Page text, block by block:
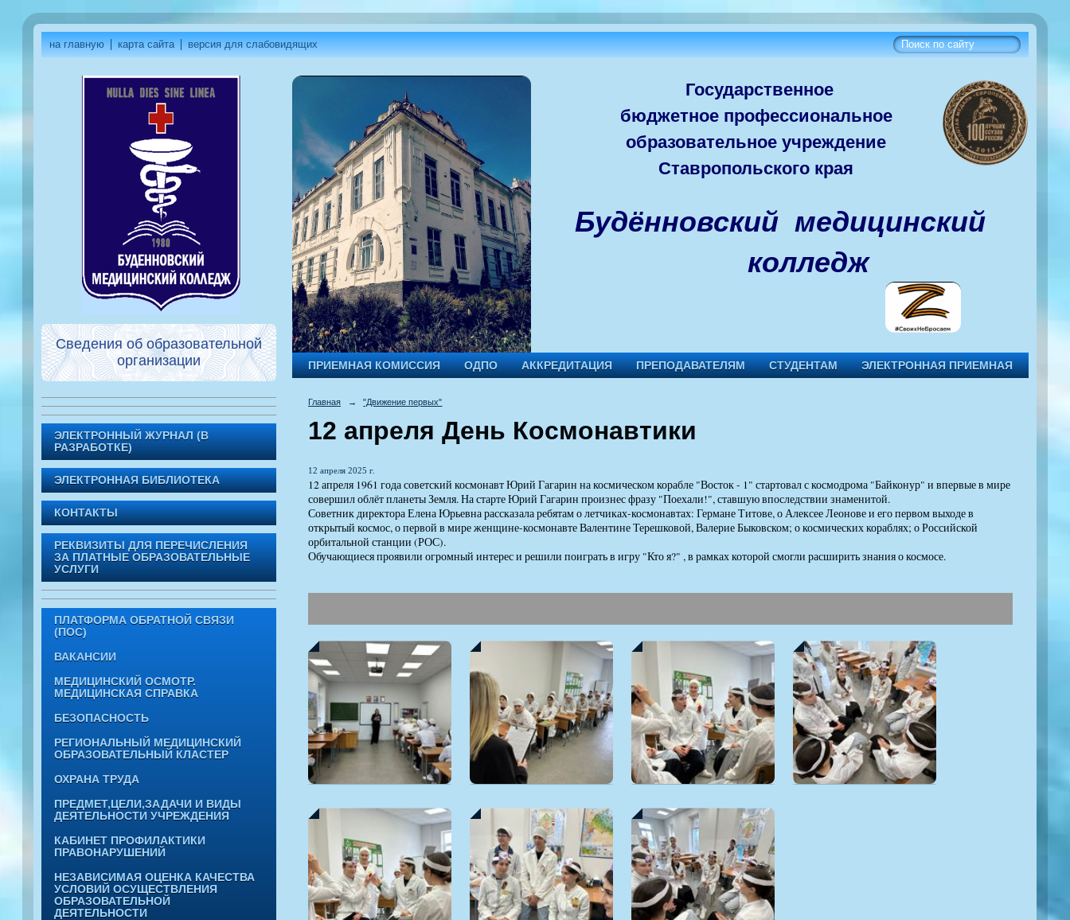
на главную карта сайта версия для слабовидящих
Сведения об образовательной
организации
ЭЛЕКТРОННЫЙ ЖУРНАЛ (В
РАЗРАБОТКЕ)
ЭЛЕКТРОННАЯ БИБЛИОТЕКА
КОНТАКТЫ
РЕКВИЗИТЫ ДЛЯ ПЕРЕЧИСЛЕНИЯ
ЗА ПЛАТНЫЕ ОБРАЗОВАТЕЛЬНЫЕ
УСЛУГИ
ПЛАТФОРМА ОБРАТНОЙ СВЯЗИ
(ПОС)
ВАКАНСИИ
МЕДИЦИНСКИЙ ОСМОТР.
МЕДИЦИНСКАЯ СПРАВКА
БЕЗОПАСНОСТЬ
РЕГИОНАЛЬНЫЙ МЕДИЦИНСКИЙ
ОБРАЗОВАТЕЛЬНЫЙ КЛАСТЕР
ОХРАНА ТРУДА
ПРЕДМЕТ,ЦЕЛИ,ЗАДАЧИ И ВИДЫ
ДЕЯТЕЛЬНОСТИ УЧРЕЖДЕНИЯ
КАБИНЕТ ПРОФИЛАКТИКИ
ПРАВОНАРУШЕНИЙ
НЕЗАВИСИМАЯ ОЦЕНКА КАЧЕСТВА
УСЛОВИЙ ОСУЩЕСТВЛЕНИЯ
ОБРАЗОВАТЕЛЬНОЙ
ДЕЯТЕЛЬНОСТИ
Государственное
бюджетноепрофессиональное
образовательное учреждение
Ставропольского края
Будённовский медицинский
колледж
ПРИЕМНАЯ КОМИССИЯ ОДПО АККРЕДИТАЦИЯ ПРЕПОДАВАТЕЛЯМ СТУДЕНТАМ ЭЛЕКТРОННАЯ ПРИЕМНАЯ
Главная → "Движение первых"
12 апреля День Космонавтики
12 апреля 2025 г.
12 апреля 1961 года советский космонавт Юрий Гагарин на космическом корабле "Восток - 1" стартовал с космодрома "Байконур" и впервые в мире
совершил облёт планеты Земля. На старте Юрий Гагарин произнес фразу "Поехали!", ставшую впоследствии знаменитой.
Советник директора Елена Юрьевна рассказала ребятам о летчиках-космонавтах: Германе Титове, о Алексее Леонове и его первом выходе в
открытый космос, о первой в мире женщине-космонавте Валентине Терешковой, Валерие Быковском; о космических кораблях; о Российской
орбитальной станции (РОС).
Обучающиеся проявили огромный интерес и решили поиграть в игру "Кто я?" , в рамках которой смогли расширить знания о космосе.